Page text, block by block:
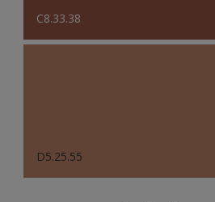
C8.33.38
D5.25.55